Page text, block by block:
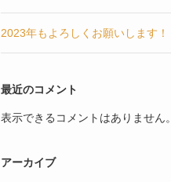
2023年もよろしくお願いします！
最近のコメント
表示できるコメントはありません。
アーカイブ